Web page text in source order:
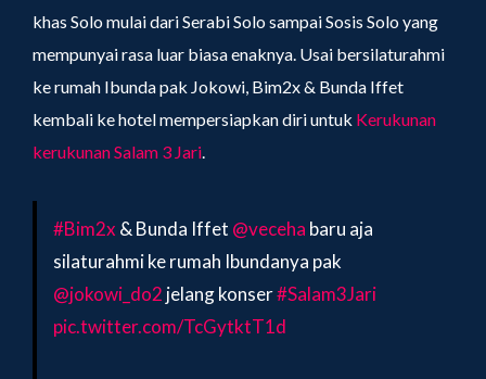
khas Solo mulai dari Serabi Solo sampai Sosis Solo yang
mempunyai rasa luar biasa enaknya. Usai bersilaturahmi
ke rumah Ibunda pak Jokowi, Bim2x & Bunda Iffet
kembali ke hotel mempersiapkan diri untuk Kerukunan
kerukunan Salam 3 Jari.
#Bim2x & Bunda Iffet @veceha baru aja
silaturahmi ke rumah Ibundanya pak
@jokowi_do2 jelang konser#Salam3Jari
pic.twitter.com/TcGytktT1d